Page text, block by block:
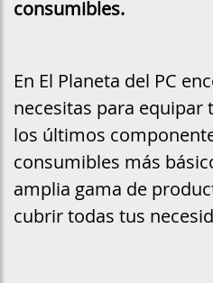
consumibles.
En El Planeta del PC
necesitas para equipar
los últimos
consumibles más
amplia gama de
cubrir todas tus